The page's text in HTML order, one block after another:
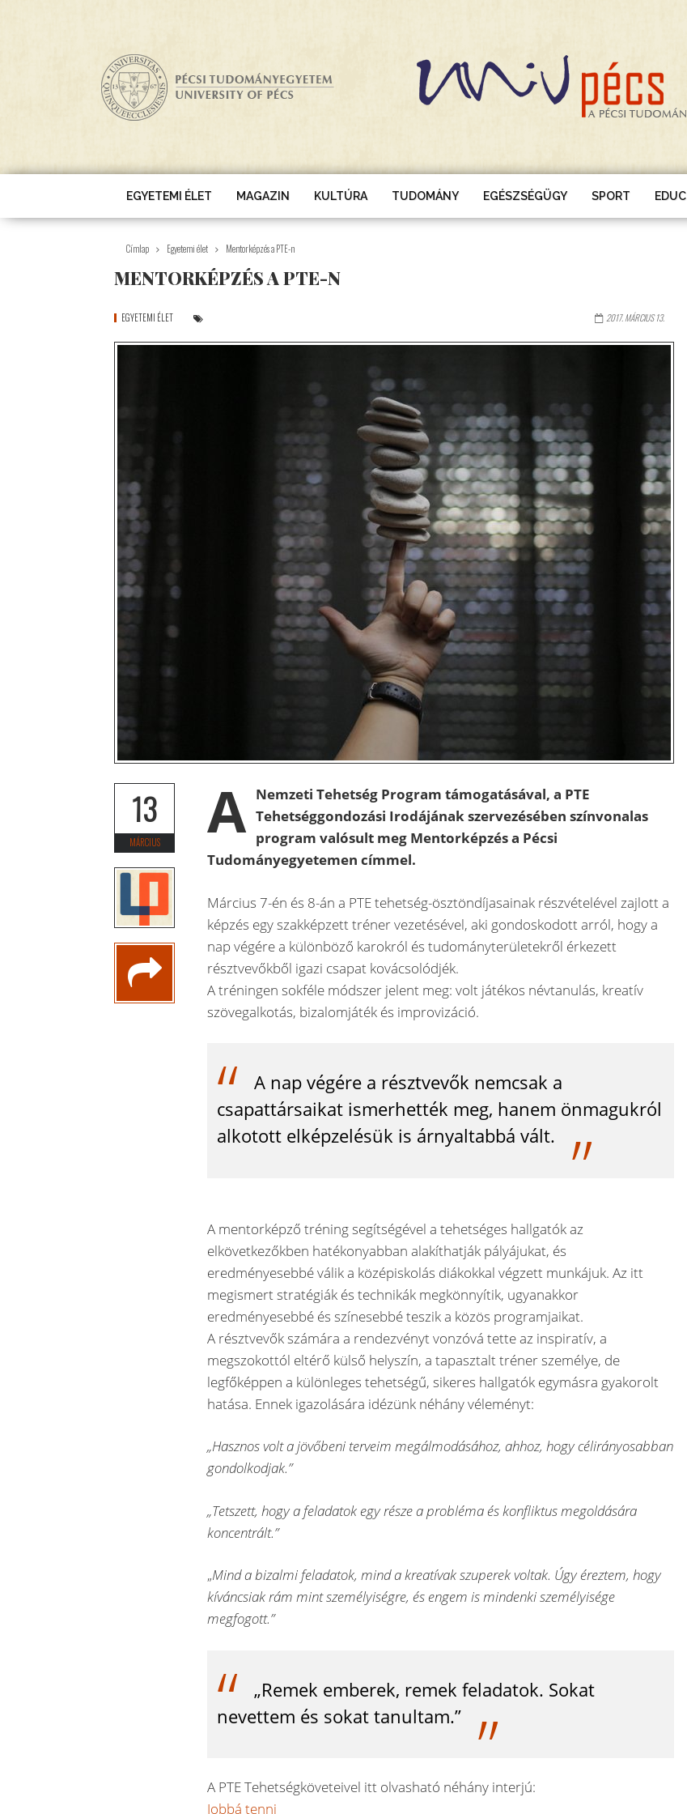
EGYETEMI ÉLET MAGAZIN KULTÚRA TUDOMÁNY EGÉSZSÉGÜGY SPORT EDUC
Címlap Egyetemi élet Mentorképzés a PTE-n
MENTORKÉPZÉS A PTE-N
EGYETEMI ÉLET 2017. MÁRCIUS 13.
13
MÁRCIUS A Nemzeti Tehetség Program támogatásával, a PTE
Tehetséggondozási Irodájának szervezésében színvonalas
program valósult meg Mentorképzés a Pécsi
Tudományegyetemen címmel.
Március 7-én és 8-án a PTE tehetség-ösztöndíjasainak részvételével zajlott a
képzés egy szakképzett tréner vezetésével, aki gondoskodott arról, hogy a
nap végére a különböző karokról és tudományterületekről érkezett
résztvevőkből igazi csapat kovácsolódjék.
A tréningen sokféle módszer jelent meg: volt játékos névtanulás, kreatív
szövegalkotás, bizalomjáték és improvizáció.
A nap végére a résztvevők nemcsak a
csapattársaikat ismerhették meg, hanem önmagukról
alkotott elképzelésük is árnyaltabbá vált.
A mentorképző tréning segítségével a tehetséges hallgatók az
elkövetkezőkben hatékonyabban alakíthatják pályájukat, és
eredményesebbé válik a középiskolás diákokkal végzett munkájuk. Az itt
megismert stratégiák és technikák megkönnyítik, ugyanakkor
eredményesebbé és színesebbé teszik a közös programjaikat.
A résztvevők számára a rendezvényt vonzóvá tette az inspiratív, a
megszokottól eltérő külső helyszín, a tapasztalt tréner személye, de
legfőképpen a különleges tehetségű, sikeres hallgatók egymásra gyakorolt
hatása. Ennek igazolására idézünk néhány véleményt:
„Hasznos volt a jövőbeni terveim megálmodásához, ahhoz, hogy célirányosabban
gondolkodjak.”
„Tetszett, hogy a feladatok egy része a probléma és konfliktus megoldására
koncentrált.”
„Mind a bizalmi feladatok, mind a kreatívak szuperek voltak. Úgy éreztem, hogy
kíváncsiak rám mint személyiségre, és engem is mindenki személyisége
megfogott.”
„Remek emberek, remek feladatok. Sokat
nevettem és sokat tanultam.”
A PTE Tehetségköveteivel itt olvasható néhány interjú:
Jobbá tenni